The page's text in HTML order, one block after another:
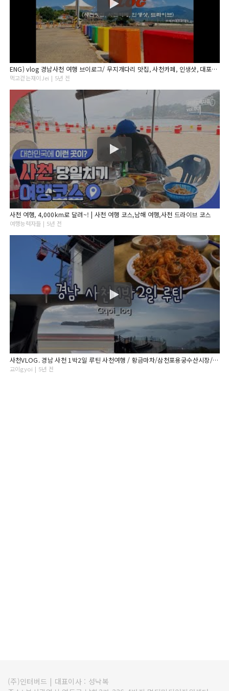
ENG) vlog 경남사천 여행 브이로그/ 무지개다리 맛집, 사천카페, 인생샷, 대포항 얼굴조각상 가는 길, 삼천포용궁수산시장
먹고걷는재이Jei | 5년 전
사천 여행, 4,000km로 달려~! | 사천 여행 코스,남해 여행,사천 드라이브 코스
여행능력자들 | 5년 전
사천VLOG. 경남 사천 1박2일 루틴 사천여행 / 황금마차/삼천포용궁수산시장/케이블카/카크닉/배말톳김밥/상족암군립공원/편백찜
교이gyoi | 5년 전
(주)인터버드 | 대표이사 : 성낙복